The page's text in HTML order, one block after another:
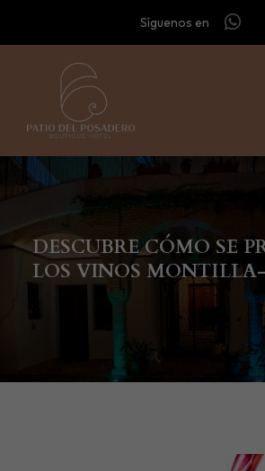
Síguenos en
DESCUBRE CÓMO SE
LOS VINOS